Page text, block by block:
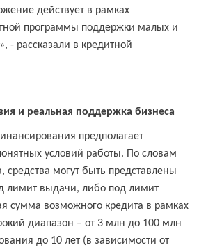
действует в рамках
программы поддержки малых и
- рассказали в кредитной
и реальная поддержка бизнеса
предполагает
условий работы. По словам
средства могут быть представлены
лимит выдачи, либо под лимит
сумма возможного кредита в рамках
диапазон – от 3 млн до 100 млн
до 10 лет (в зависимости от